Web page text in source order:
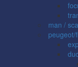
man /
peugeot/